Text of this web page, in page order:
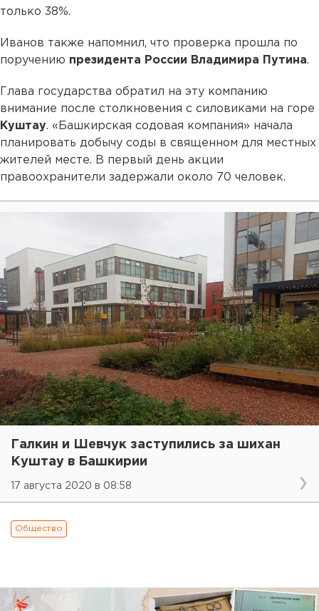
только 38%.
Иванов также напомнил, что проверка прошла по
поручению президента России Владимира Путина.
Глава государства обратил на эту компанию
внимание после столкновения с силовиками на горе
Куштау. «Башкирская содовая компания» начала
планировать добычу соды в священном для местных
жителей месте. В первый день акции
правоохранители задержали около 70 человек.
Галкин и Шевчук заступились за шихан
Куштау в Башкирии
17 августа 2020 в 08:58
Общество